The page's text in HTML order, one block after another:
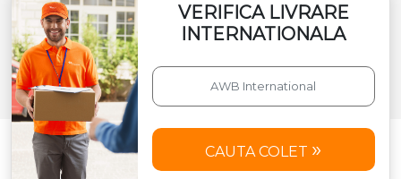
VERIFICA LIVRARE
INTERNATIONALA
CAUTA COLET